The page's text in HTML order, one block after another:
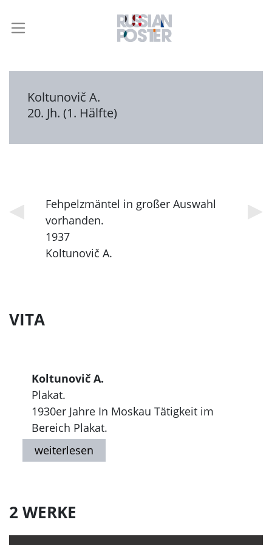
Koltunovič A.
20. Jh. (1. Hälfte)
Fehpelzmäntel in großer Auswahl
vorhanden.
1937
Koltunovič A.
VITA
Koltunovič A.
Plakat.
1930er Jahre In Moskau Tätigkeit im
Bereich Plakat.
2 WERKE